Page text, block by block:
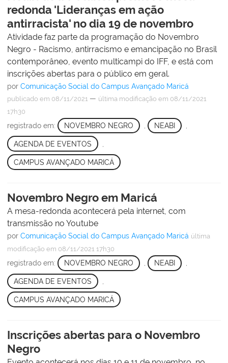
redonda 'Lideranças em ação
antirracista' no dia 19 de novembro
Atividade faz parte da programação do Novembro
Negro - Racismo, antirracismo e emancipação no Brasil
contemporâneo, evento multicampi do IFF, e está com
inscrições abertas para o público em geral.
por Comunicação Social do Campus Avançado Maricá
publicado em 08/11/2021 — última modificação em 08/11/2021
17h30
registrado em: NOVEMBRO NEGRO NEABI
AGENDA DE EVENTOS
CAMPUS AVANÇADO MARICÁ
Novembro Negro em Maricá
A mesa-redonda acontecerá pela internet, com
transmissão no Youtube
por Comunicação Social do Campus Avançado Maricá última
modificação em 08/11/2021 17h30
registrado em: NOVEMBRO NEGRO , NEABI ,
AGENDA DE EVENTOS
CAMPUS AVANÇADO MARICÁ
Inscrições abertas para o Novembro
Negro